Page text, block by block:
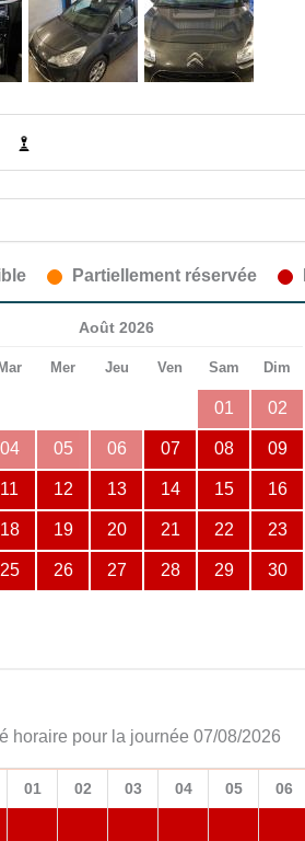
Partiellement réservée
Août 2026
Mar Mer Jeu Ven Sam Dim
01 02
04 05 06 07 08 09
11 12 13 14 15 16
18 19 20 21 22 23
25 26 27 28 29 30
horaire pour la journée 07/08/2026
01 02 03 04 05 06